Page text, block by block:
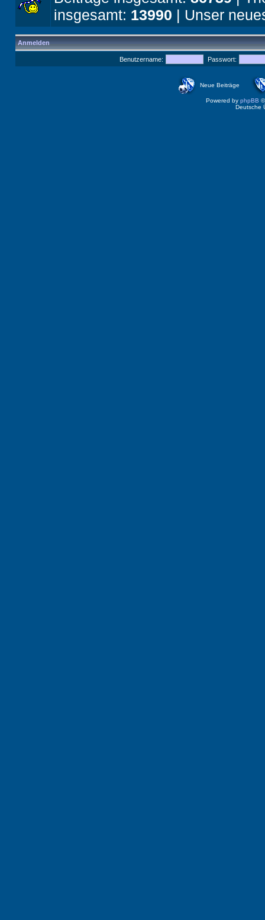
insgesamt: 13990 | Unser
Anmelden
Benutzername: Passwort:
Neue Beiträge
Powered by phpBB
Deutsche